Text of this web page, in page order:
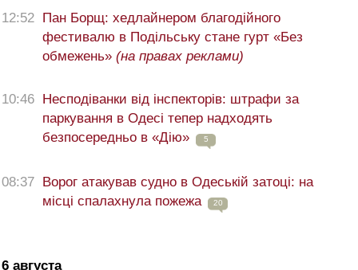
12:52
Пан Борщ: хедлайнером благодійного
фестивалю в Подільську стане гурт «Без
обмежень» (на правах реклами)
10:46
Несподіванки від інспекторів: штрафи за
паркування в Одесі тепер надходять
безпосередньо в «Дію»
5
08:37
Ворог атакував судно в Одеській затоці: на
місці спалахнула пожежа
20
6 августа